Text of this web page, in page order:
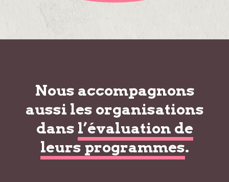
Nous accompagnons
aussi les organisations
dans l’évaluation de
leurs programmes.